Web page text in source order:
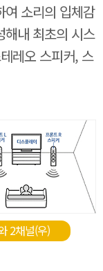
여 소리의 입체감
해내 최초의 시스
레오 스피커, 스
2채널(우)